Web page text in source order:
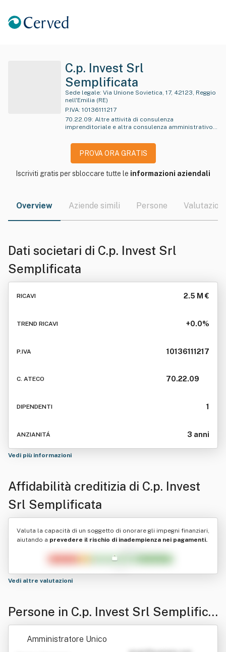
C.p. Invest Srl
Semplificata
Sede legale:
nell'Emilia (RE)
P.IVA: 10136111217
70.22.09: Altre attività di consulenza
imprenditoriale e altra consulenza amministrativo-
PROVA ORA GRATIS
Iscriviti gratis per sbloccare tutte le informazioni aziendali
Overview Aziende simili Persone Valutazioni
Dati societari di C.p. Invest Srl
Semplificata
RICAVI 2.5 M €
TREND RICAVI +0.0%
P.IVA 10136111217
C. ATECO 70.22.09
DIPENDENTI 1
ANZIANITÁ 3 anni
Vedi più informazioni
Affidabilità creditizia di C.p. Invest
Srl Semplificata
Valuta la capacità di un soggetto di onorare gli impegni finanziari,
aiutando a prevedere il rischio di inadempienza nei pagamenti.
Vedi altre valutazioni
Persone in C.p. Invest Srl Semplifica
ta
Amministratore Unico